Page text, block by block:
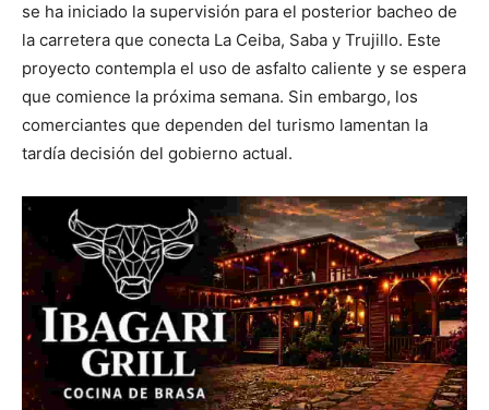
se ha iniciado la supervisión para el posterior bacheo de
la carretera que conecta La Ceiba, Saba y Trujillo. Este
proyecto contempla el uso de asfalto caliente y se espera
que comience la próxima semana. Sin embargo, los
comerciantes que dependen del turismo lamentan la
tardía decisión del gobierno actual.